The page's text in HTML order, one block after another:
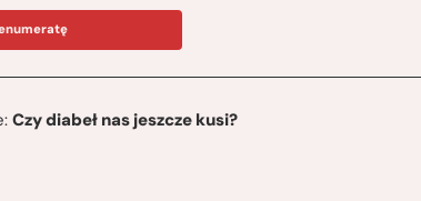
Czy diabeł nas jeszcze kusi?